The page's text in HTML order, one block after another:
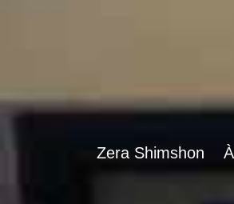
Zera Shimshon